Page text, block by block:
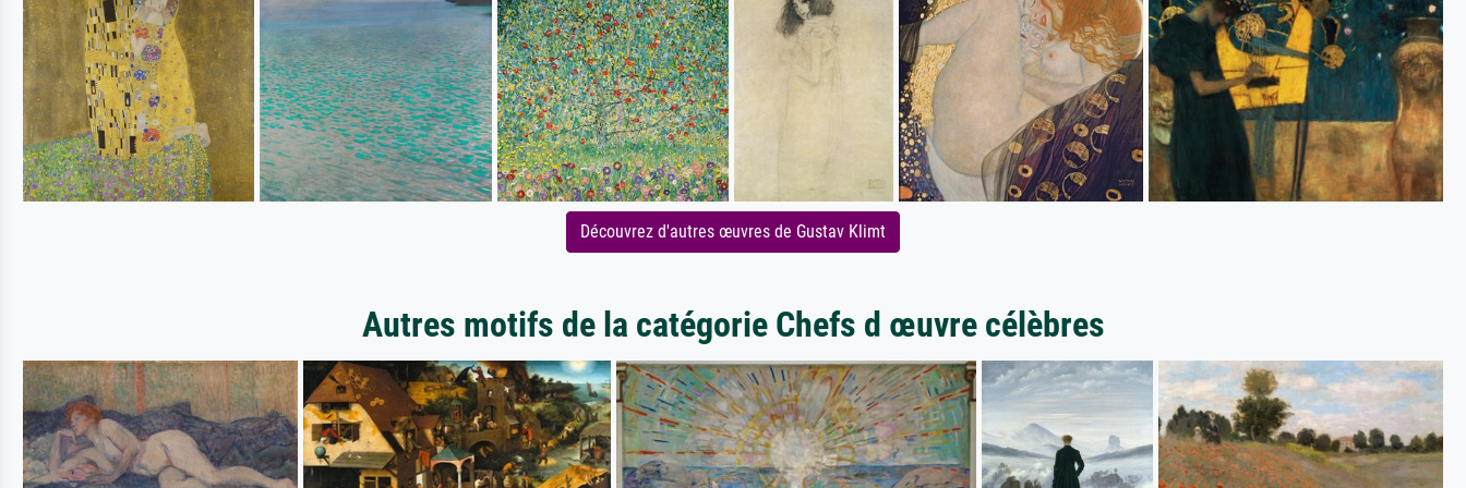
Découvrez d'autres œuvres de Gustav Klimt
Autres motifs de la catégorie Chefs d œuvre célèbres